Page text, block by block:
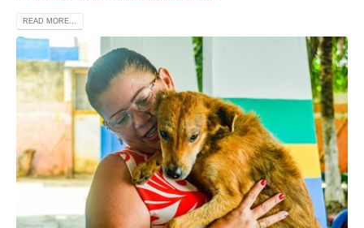
READ MORE...